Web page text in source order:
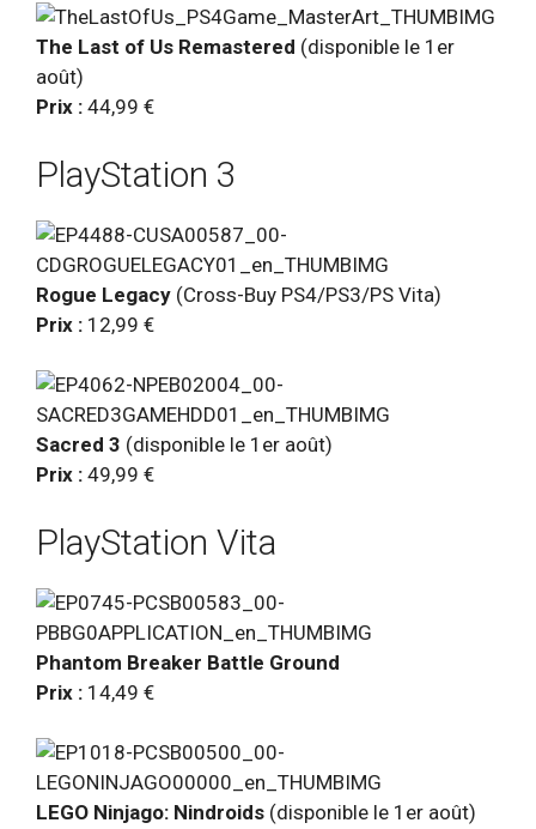
The Last of Us Remastered (disponible le 1er
août)
Prix : 44,99 €
PlayStation 3
Rogue Legacy (Cross-Buy PS4/PS3/PS Vita)
Prix : 12,99 €
Sacred 3 (disponible le 1er août)
Prix : 49,99 €
PlayStation Vita
Phantom Breaker Battle Ground
Prix : 14,49 €
LEGO Ninjago: Nindroids (disponible le 1er août)